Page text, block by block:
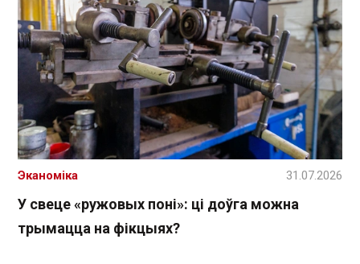
У свеце «ружовых поні»: ці доўга можна
трымацца на фікцыях?
Эканоміка 31.07.2026